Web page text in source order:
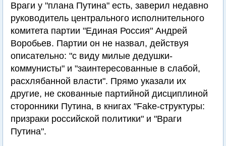
Враги у "плана Путина" есть, заверил недавно
руководитель центрального исполнительного
комитета партии "Единая Россия" Андрей
Воробьев. Партии он не назвал, действуя
описательно: "с виду милые дедушки-
коммунисты" и "заинтересованные в слабой,
расхлябанной власти". Прямо указали их
другие, не скованные партийной дисциплиной
сторонники Путина, в книгах "Fake-структуры:
призраки российской политики" и "Враги
Путина".